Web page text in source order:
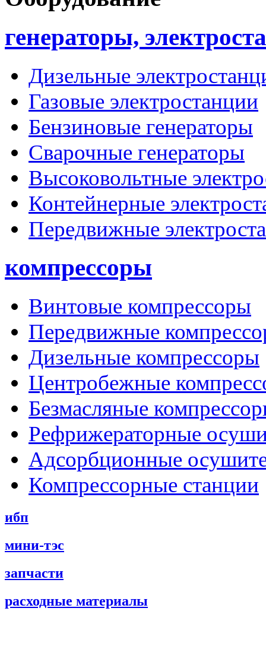
генераторы,
Дизельные
Газовые электростанции
Бензиновые генераторы
Сварочные генераторы
Высоковольтные
Контейнерные
Передвижные
компрессоры
Винтовые компрессоры
Передвижные
Дизельные компрессоры
Центробежные
Безмасляные
Рефрижераторные
Адсорбционные
Компрессорные станции
ибп
мини-тэс
запчасти
расходные материалы